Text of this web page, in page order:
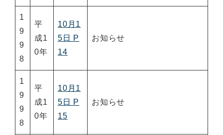
1
9
9
8
平
成1
0年
10月1
5日 P
14
お知らせ
1
9
9
8
平
成1
0年
10月1
5日 P
15
お知らせ